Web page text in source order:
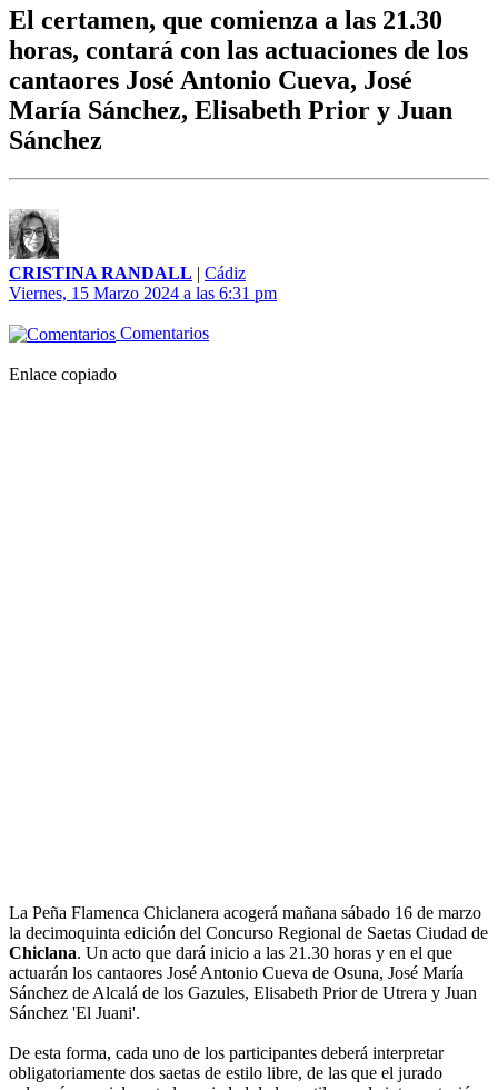
El certamen, que comienza a las 21.30
horas, contará con las actuaciones de los
cantaores José Antonio Cueva, José
María Sánchez, Elisabeth Prior y Juan
Sánchez
CRISTINA RANDALL | Cádiz
Viernes, 15 Marzo 2024 a las 6:31 pm
Comentarios
Enlace copiado
La Peña Flamenca Chiclanera acogerá mañana sábado 16 de marzo
la decimoquinta edición del Concurso Regional de Saetas Ciudad de
Chiclana. Un acto que dará inicio a las 21.30 horas y en el que
actuarán los cantaores José Antonio Cueva de Osuna, José María
Sánchez de Alcalá de los Gazules, Elisabeth Prior de Utrera y Juan
Sánchez 'El Juani'.
De esta forma, cada uno de los participantes deberá interpretar
obligatoriamente dos saetas de estilo libre, de las que el jurado